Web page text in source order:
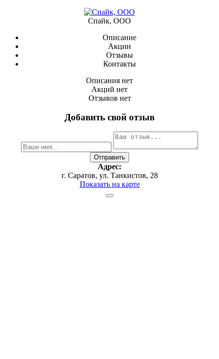
Спайк, ООО
Описание
Акции
Отзывы
Контакты
Описания нет
Акций нет
Отзывов нет
Добавить свой отзыв
Адрес:
г. Саратов, ул. Танкистов, 28
Показать на карте